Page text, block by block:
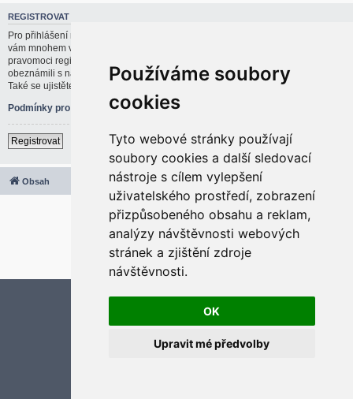
Používáme soubory
cookies
Tyto webové stránky používají
soubory cookies a další sledovací
nástroje s cílem vylepšení
uživatelského prostředí, zobrazení
přizpůsobeného obsahu a reklam,
analýzy návštěvnosti webových
stránek a zjištění zdroje
návštěvnosti.
OK
Upravit mé předvolby
REGISTROVAT
Pro přihlášení musíte být registrován/a. Registrace trvá jen pár vteřin a dává
vám mnohem větší možnosti. Administrátor blogu též může dávat rozšířené
pravomoci registrovaným uživatelům. Před registrací se ujistěte, že jste se
obeznámili s našimi podmínkami pro použití a s dalšími pravidly a ujednáními.
Také se ujistěte, že si přečtete jakákoliv pravidla, která se na fóru objeví.
Podmínky pro užívání
|Ochrana soukromí
Registrovat
Obsah Všechny časy jsou v
2020 © ASTRA - CZ s.r.o.
Založeno naphpBB® Forum Software © phpBB Limited
Český překlad –phpBB.cz
Optimized by:phpBB SEO